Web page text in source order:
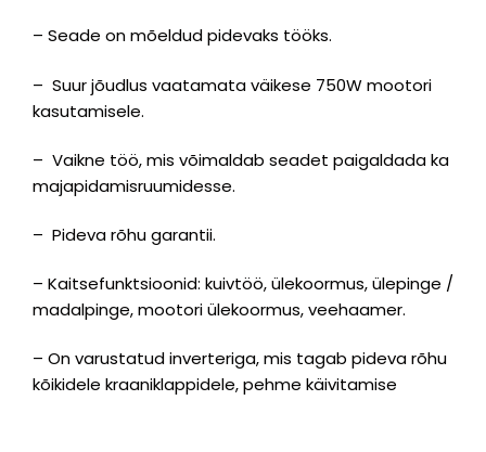
– Seade on mõeldud pidevaks tööks.
– Suur jõudlus vaatamata väikese 750W mootori
kasutamisele.
– Vaikne töö, mis võimaldab seadet paigaldada ka
majapidamisruumidesse.
– Pideva rõhu garantii.
– Kaitsefunktsioonid: kuivtöö, ülekoormus, ülepinge /
madalpinge, mootori ülekoormus, veehaamer.
– On varustatud inverteriga, mis tagab pideva rõhu
kõikidele kraaniklappidele, pehme käivitamise